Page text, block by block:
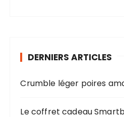
DERNIERS ARTICLES
Crumble léger poires
Le coffret cadeau